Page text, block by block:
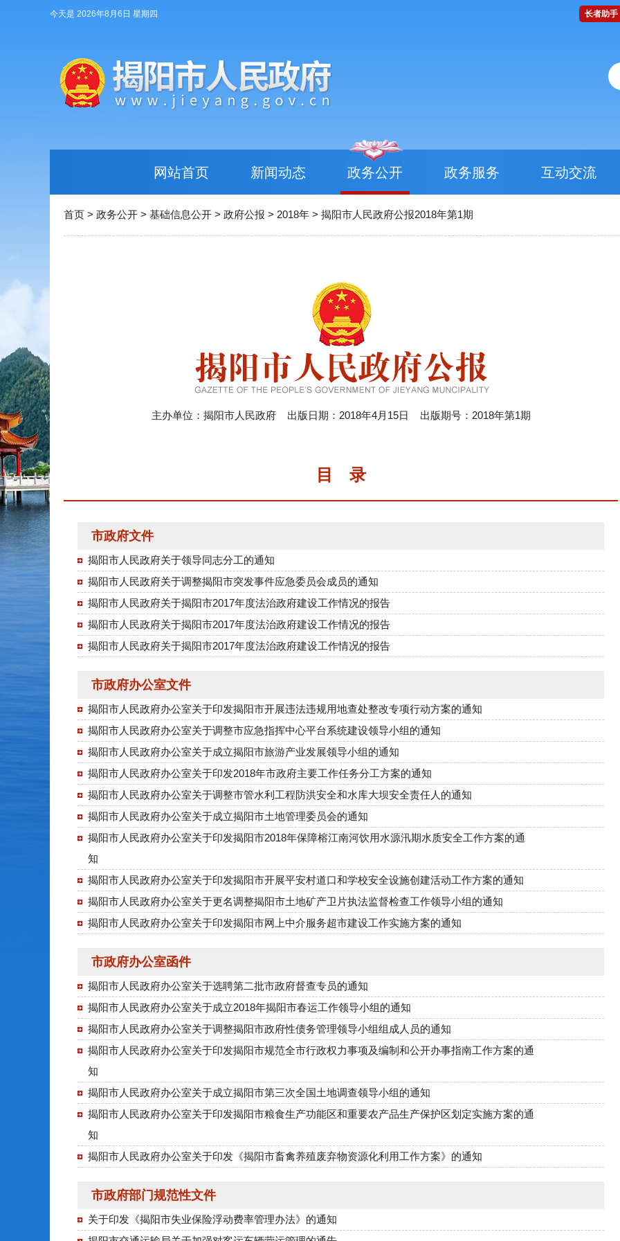
今天是 2026年8月6日 星期四 长者助手
网站首页 新闻动态 政务公开 政务服务 互动交流
首页 > 政务公开 > 基础信息公开 > 政府公报 > 2018年 > 揭阳市人民政府公报2018年第1期
主办单位：揭阳市人民政府 出版日期：2018年4月15日 出版期号：2018年第1期
目 录
市政府文件
揭阳市人民政府关于领导同志分工的通知
揭阳市人民政府关于调整揭阳市突发事件应急委员会成员的通知
揭阳市人民政府关于揭阳市2017年度法治政府建设工作情况的报告
揭阳市人民政府关于揭阳市2017年度法治政府建设工作情况的报告
揭阳市人民政府关于揭阳市2017年度法治政府建设工作情况的报告
市政府办公室文件
揭阳市人民政府办公室关于印发揭阳市开展违法违规用地查处整改专项行动方案的通知
揭阳市人民政府办公室关于调整市应急指挥中心平台系统建设领导小组的通知
揭阳市人民政府办公室关于成立揭阳市旅游产业发展领导小组的通知
揭阳市人民政府办公室关于印发2018年市政府主要工作任务分工方案的通知
揭阳市人民政府办公室关于调整市管水利工程防洪安全和水库大坝安全责任人的通知
揭阳市人民政府办公室关于成立揭阳市土地管理委员会的通知
揭阳市人民政府办公室关于印发揭阳市2018年保障榕江南河饮用水源汛期水质安全工作方案的通
知
揭阳市人民政府办公室关于印发揭阳市开展平安村道口和学校安全设施创建活动工作方案的通知
揭阳市人民政府办公室关于更名调整揭阳市土地矿产卫片执法监督检查工作领导小组的通知
揭阳市人民政府办公室关于印发揭阳市网上中介服务超市建设工作实施方案的通知
市政府办公室函件
揭阳市人民政府办公室关于选聘第二批市政府督查专员的通知
揭阳市人民政府办公室关于成立2018年揭阳市春运工作领导小组的通知
揭阳市人民政府办公室关于调整揭阳市政府性债务管理领导小组组成人员的通知
揭阳市人民政府办公室关于印发揭阳市规范全市行政权力事项及编制和公开办事指南工作方案的通
知
揭阳市人民政府办公室关于成立揭阳市第三次全国土地调查领导小组的通知
揭阳市人民政府办公室关于印发揭阳市粮食生产功能区和重要农产品生产保护区划定实施方案的通
知
揭阳市人民政府办公室关于印发《揭阳市畜禽养殖废弃物资源化利用工作方案》的通知
市政府部门规范性文件
关于印发《揭阳市失业保险浮动费率管理办法》的通知